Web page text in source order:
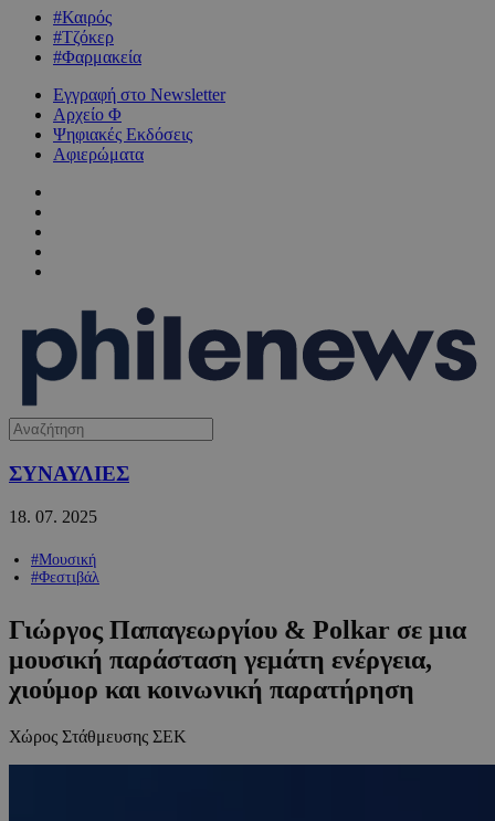
#Καιρός
#Τζόκερ
#Φαρμακεία
Εγγραφή στο Newsletter
Αρχείο Φ
Ψηφιακές Εκδόσεις
Αφιερώματα
ΣΥΝΑΥΛΙΕΣ
18. 07. 2025
#Μουσική
#Φεστιβάλ
Γιώργος Παπαγεωργίου & Polkar σε μια
μουσική παράσταση γεμάτη ενέργεια,
χιούμορ και κοινωνική παρατήρηση
Χώρος Στάθμευσης ΣΕΚ